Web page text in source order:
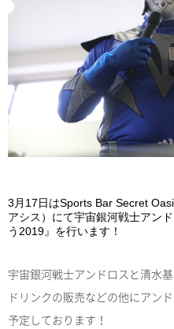
3月 17日はSports Bar Secret
アシス）にて宇宙銀河戦士アン
う2019』を行います！
宇宙銀河戦士アンドロスと清水
ドリンクの販売などの他にアン
予定しております！